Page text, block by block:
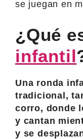
se juegan en
¿Qué
infantil
Una ronda
tradicional,
corro, donde
y cantan
y se